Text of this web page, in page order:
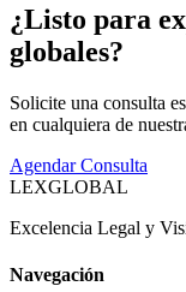
¿Listo para
globales?
Solicite una consulta
en cualquiera de
Agendar Consulta
LEXGLOBAL
Excelencia Legal y
Navegación